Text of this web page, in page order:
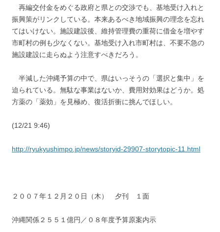
再編交付金をめぐる政府と県との交渉でも、基地受け入れと
振興策がリンクしている。本来あるべき地域振興の理念を忘れ
てはいけない。施設建設後、維持管理費の重荷に借金を増やす
市町村の例も少なくない。基地受け入れ市町村は、不要不急の
施設建設に走らぬよう注意すべきだろう。
半減した沖縄予算の中で、県はいっそうの「選択と集中」を
迫られている。無駄な事業はないか、費用対効果はどうか。処
方薬の「薬効」を見極め、復活折衝に挑んでほしい。
(12/21 9:46)
http://ryukyushimpo.jp/news/storyid-29907-storytopic-11.html
２００７年１２月２０日（木） 夕刊 １面
沖縄関係２５５１億円／０８年度予算原案内示